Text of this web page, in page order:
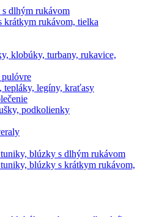
s dlhým rukávom
krátkym rukávom, tielka
klobúky, turbany, rukavice,
tepláky, legíny, kraťasy
podkolienky
blúzky s dlhým rukávom
blúzky s krátkym rukávom,